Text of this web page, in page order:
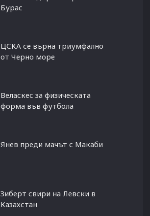
Бурас
ЦСКА се върна триумфално
от Черно море
Веласкес за физическата
форма във футбола
Янев преди мачът с Макаби
Зиберт свири на Левски в
Казахстан